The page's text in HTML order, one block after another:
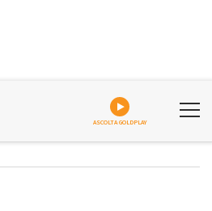
ASCOLTA GOLDPLAY